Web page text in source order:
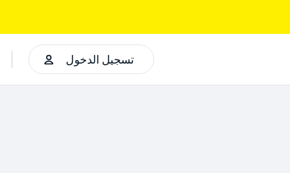
تسجيل الدخول